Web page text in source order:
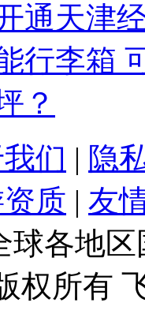
通天津
行李箱
？
们 | 隐
质 | 友
球各地
权所有